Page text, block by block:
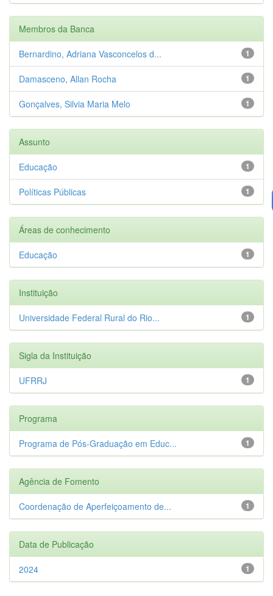
Membros da Banca
1
Bernardino, Adriana Vasconcelos d...
1
Damasceno, Allan Rocha
1
Gonçalves, Silvia Maria Melo
Assunto
1
Educação
1
Políticas Públicas
Áreas de conhecimento
1
Educação
Instituição
1
Universidade Federal Rural do Rio...
Sigla da Instituição
1
UFRRJ
Programa
1
Programa de Pós-Graduação em Educ...
Agência de Fomento
1
Coordenação de Aperfeiçoamento de...
Data de Publicação
1
2024